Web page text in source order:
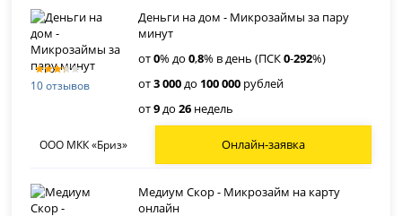
10 отзывов
Деньги на дом - Микрозаймы за пару
минут
от0% до0,8% в день (ПСК0-292%)
от3 000до 100 000 рублей
от9до26 недель
ООО МКК «Бриз» Онлайн-заявка
Медиум Скор - Микрозайм на карту
онлайн